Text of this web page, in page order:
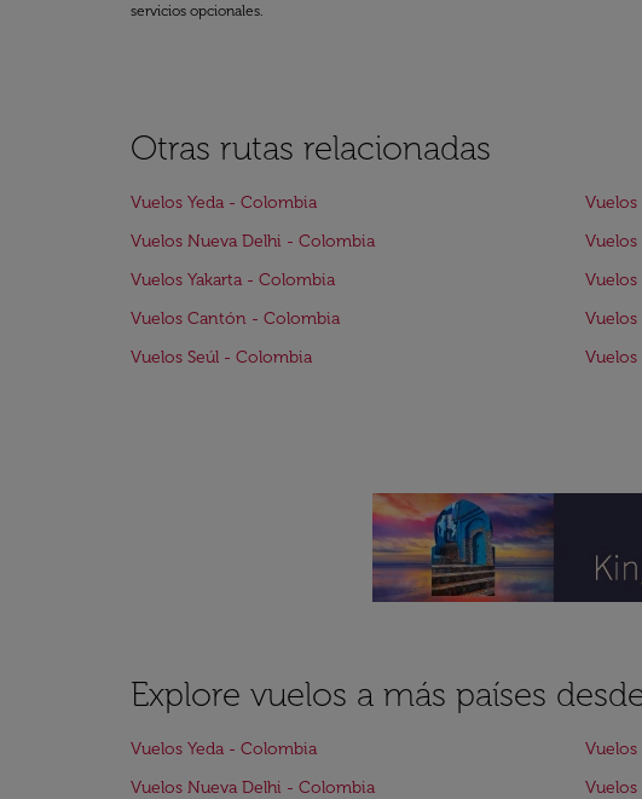
servicios opcionales.
Otras rutas relacionadas
Vuelos Yeda - Colombia
Vuelos Nueva Delhi - Colombia
Vuelos Yakarta - Colombia
Vuelos
Vuelos Cantón - Colombia
Vuelos Seúl - Colombia
Explore vuelos a más países
Vuelos Yeda - Colombia
Vuelos Nueva Delhi - Colombia